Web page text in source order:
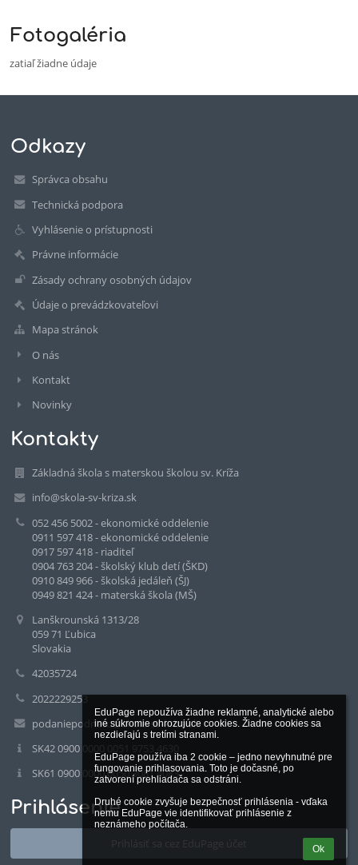
EduPage nepoužíva žiadne reklamné, analytické alebo
iné súkromie ohrozujúce cookies. Žiadne cookies sa
nezdieľajú s tretími stranami.
EduPage používa iba 2 cookie – jedno nevyhnutné pre
fungovanie prihlasovania. Toto je dočasné, po
zatvorení prehliadača sa odstráni.
Druhé cookie zvyšuje bezpečnosť prihlásenia - vďaka
nemu EduPage vie identifikovať prihlásenie z
neznámeho počítača.
Ok
Fotogaléria
zatiaľ žiadne údaje
Odkazy
Správca obsahu
Technická podpora
Vyhlásenie o prístupnosti
Právne informácie
Zásady ochrany osobných údajov
Údaje o prevádzkovateľovi
Mapa stránok
O nás
Kontakt
Novinky
Kontakty
Základná škola s materskou školou sv. Kríža
info@skola-sv-kriza.sk
052 456 5002 - ekonomické oddelenie
0911 597 418 - ekonomické oddelenie
0917 597 418 - riaditeľ
0904 763 204 - školský klub detí (ŠKD)
0910 849 966 - školská jedáleň (ŠJ)
0949 821 424 - materská škola (MŠ)
Lanškrounská 1313/28
059 71 Ľubica
Slovakia
42035724
2022229253
podaniepodnetu@skola-sv-kriza.sk
SK42 0900 0000 0051 9753 4630
SK61 0900 0000 0050 3081 4083
Prihlásenie
Prihlásiť sa cez EduPage účet